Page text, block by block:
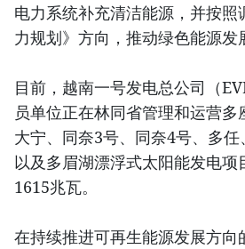
电力系统补充清洁能源，并按
力规划》方向，推动绿色能源发
目前，越南一号发电总公司（
员单位正在林同省管理和运营
大宁、同奈3号、同奈4号、多
以及多眉湖漂浮式太阳能发电项
1615兆瓦。
在持续推进可再生能源发展方向